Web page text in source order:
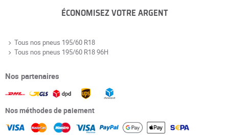
ÉCONOMISEZ VOTRE ARGENT
Tous nos pneus 195/60 R18
Tous nos pneus 195/60 R18 96H
Nos partenaires
Nos méthodes de paiement